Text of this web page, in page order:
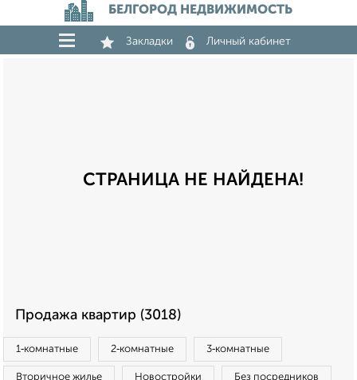
БЕЛГОРОД НЕДВИЖИМОСТЬ
Закладки Личный кабинет
СТРАНИЦА НЕ НАЙДЕНА!
Продажа квартир (3018)
1‑комнатные 2‑комнатные 3‑комнатные
Вторичное жилье Новостройки Без посредников